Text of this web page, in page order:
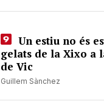
Un estiu no és
gelats de la Xixo a
de Vic
Guillem Sànchez